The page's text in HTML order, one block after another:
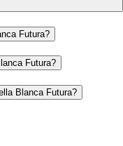
Futura?
Futura?
Blanca Futura?